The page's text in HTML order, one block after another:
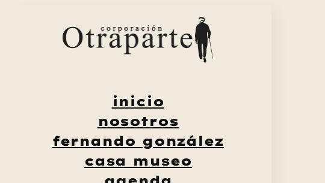
inicio
nosotros
fernando gonzález
casa museo